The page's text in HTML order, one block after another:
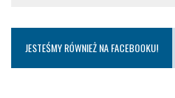
JESTEŚMY RÓWNIEŻ NA FACEBOOKU!